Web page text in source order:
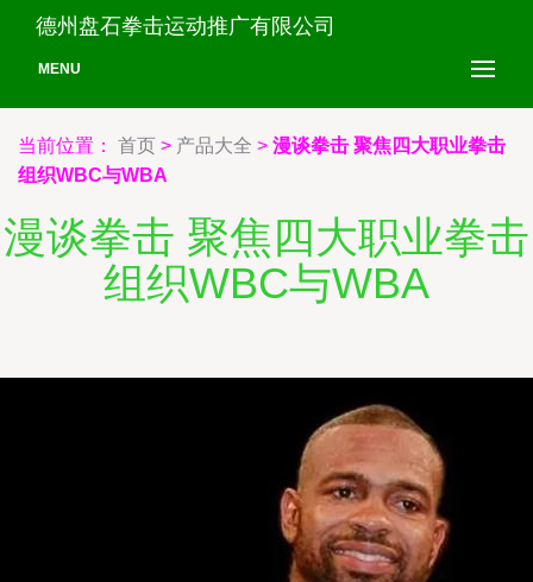
德州盘石拳击运动推广有限公司
MENU
当前位置： 首页 > 产品大全 > 漫谈拳击 聚焦四大职业拳击
组织WBC与WBA
漫谈拳击 聚焦四大职业拳击
组织WBC与WBA